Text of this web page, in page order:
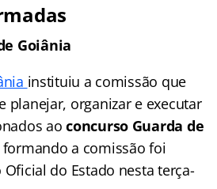
Goiânia
instituiu a comissão que
planejar, organizar e executar
ao concurso Guarda de
a comissão foi
do Estado nesta terça-